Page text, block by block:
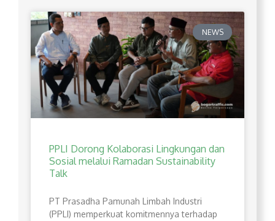
NEWS
PPLI Dorong Kolaborasi Lingkungan dan
Sosial melalui Ramadan Sustainability
Talk
PT Prasadha Pamunah Limbah Industri
(PPLI) memperkuat komitmennya terhadap